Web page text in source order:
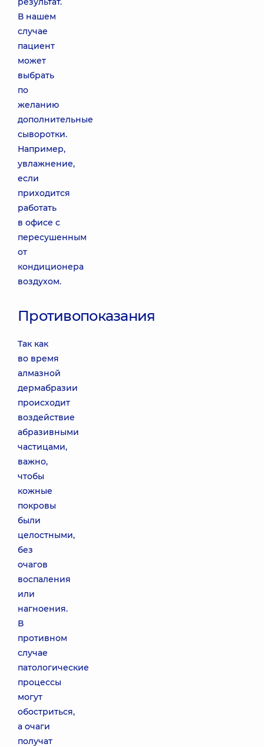
В нашем
случае
пациент
может
выбрать
по
желанию
дополнительные
сыворотки.
Например,
увлажнение,
если
приходится
работать
в офисе с
пересушенным
от
кондиционера
воздухом.
Противопоказания
Так как
во время
алмазной
дермабразии
происходит
воздействие
абразивными
частицами,
важно,
чтобы
кожные
покровы
были
целостными,
без
очагов
воспаления
или
нагноения.
В
противном
случае
патологические
процессы
могут
обостриться,
а очаги
получат